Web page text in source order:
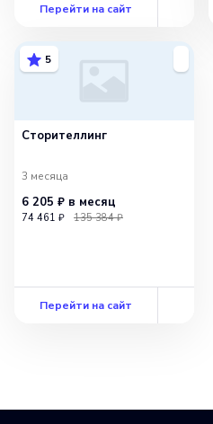
Перейти на сайт
5
Сторителлинг
3 месяца
6 205 ₽ в месяц
74 461 ₽ 135 384 ₽
Перейти на сайт